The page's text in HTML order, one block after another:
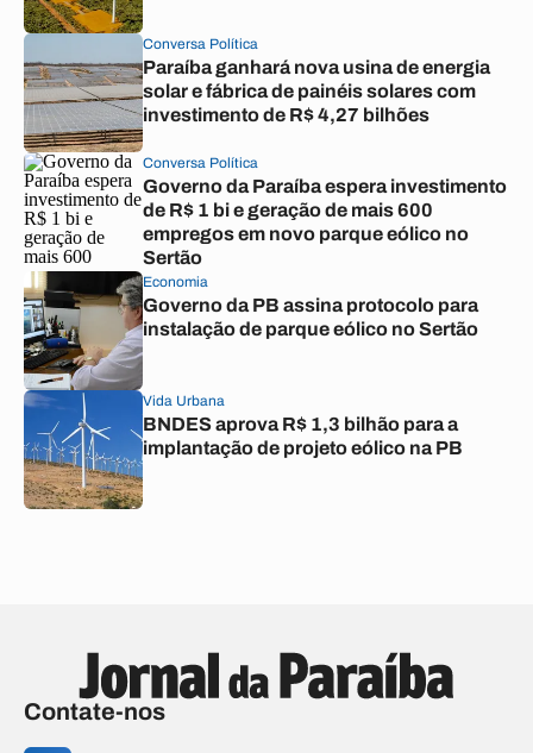
Conversa Política
Paraíba ganhará nova usina de energia
solar e fábrica de painéis solares com
investimento de R$ 4,27 bilhões
Conversa Política
Governo da Paraíba espera investimento
de R$ 1 bi e geração de mais 600
empregos em novo parque eólico no
Sertão
Economia
Governo da PB assina protocolo para
instalação de parque eólico no Sertão
Vida Urbana
BNDES aprova R$ 1,3 bilhão para a
implantação de projeto eólico na PB
Contate-nos